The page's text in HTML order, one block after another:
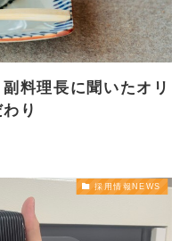
料理長に聞いたオリ
り
採用情報NEWS